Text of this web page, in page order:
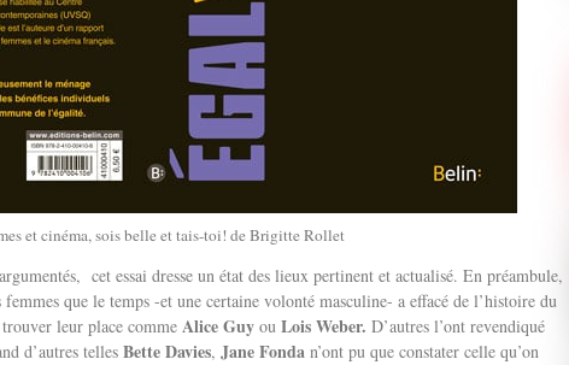
et cinéma, sois belle et tais-toi! de Brigitte Rollet
cet essai dresse un état des lieux pertinent et actualisé. En préambule,
femmes que le temps -et une certaine volonté masculine- a effacé de l’histoire du
leur place comme Alice Guy ou Lois Weber. D’autres l’ont revendiqué
d’autres telles Bette Davies, Jane Fonda n’ont pu que constater celle qu’on